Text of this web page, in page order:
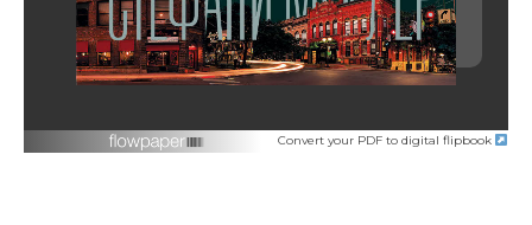
Convert your PDF to digital flipbook